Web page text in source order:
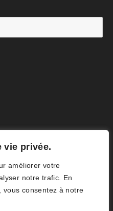
vie privée.
améliorer votre
notre trafic. En
vous consentez à notre